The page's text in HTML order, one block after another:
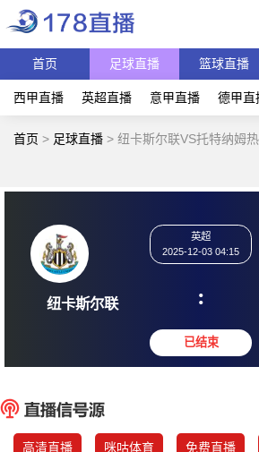
首页 足球直播 篮球直播
西甲直播 英超直播 意甲直播 德甲直
首页 > 足球直播 > 纽卡斯尔联VS托特纳姆热
纽卡斯尔联
2025-12-
:
高清直播 咪咕体育 免费直播